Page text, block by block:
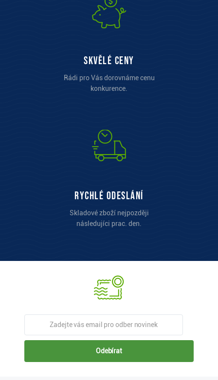
Skvělé ceny
Rádi pro Vás dorovnáme cenu
konkurence.
Rychlé odeslání
Skladové zboží nejpozději
následujíci prac. den.
Odebírat